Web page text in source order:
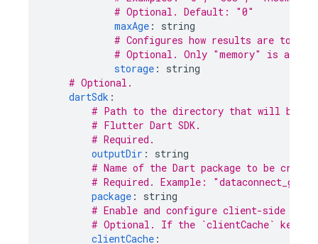
# Optional. Default: "0"
maxAge :
string
# Configures how results are to be
# Optional. Only "memory" is
storage :
string
# Optional.
dartSdk :
# Path to the directory that will be
# Flutter Dart SDK.
# Required.
outputDir :
string
# Name of the Dart package to be
# Required. Example:
package :
string
# Enable and configure client-side
# Optional. If the `clientCache` key
clientCache :